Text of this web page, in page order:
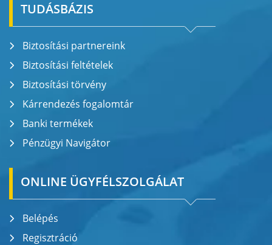
TUDÁSBÁZIS
Biztosítási partnereink
Biztosítási feltételek
Biztosítási törvény
Kárrendezés fogalomtár
Banki termékek
Pénzügyi Navigátor
ONLINE ÜGYFÉLSZOLGÁLAT
Belépés
Regisztráció